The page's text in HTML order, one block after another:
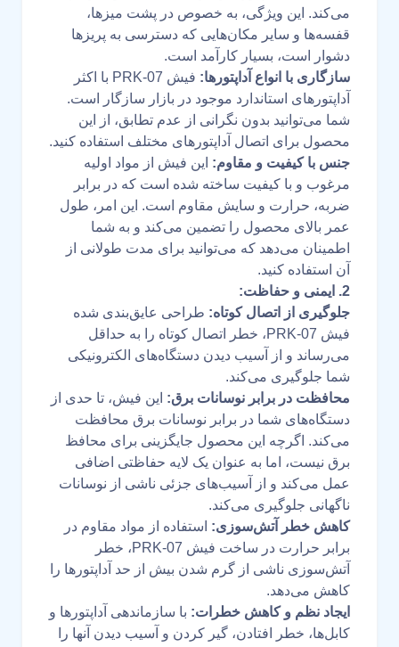
می‌کند. این ویژگی، به خصوص در پشت میزها،
قفسه‌ها و سایر مکان‌هایی که دسترسی به پریزها
دشوار است، بسیار کارآمد است.
سازگاری با انواع آداپتورها:
فیش PRK-07 با اکثر
آداپتورهای استاندارد موجود در بازار سازگار است.
شما می‌توانید بدون نگرانی از عدم تطابق، از این
محصول برای اتصال آداپتورهای مختلف استفاده کنید.
جنس با کیفیت و مقاوم: این فیش از مواد اولیه
مرغوب و با کیفیت ساخته شده است که در برابر
ضربه، حرارت و سایش مقاوم است. این امر، طول
عمر بالای محصول را تضمین می‌کند و به شما
اطمینان می‌دهد که می‌توانید برای مدت طولانی از
آن استفاده کنید.
2. ایمنی و حفاظت:
جلوگیری از اتصال کوتاه: طراحی عایق‌بندی شده
فیش PRK-07، خطر اتصال کوتاه را به حداقل
می‌رساند و از آسیب دیدن دستگاه‌های الکترونیکی
شما جلوگیری می‌کند.
محافظت در برابر نوسانات برق: این فیش، تا حدی از
دستگاه‌های شما در برابر نوسانات برق محافظت
می‌کند. اگرچه این محصول جایگزینی برای محافظ
برق نیست، اما به عنوان یک لایه حفاظتی اضافی
عمل می‌کند و از آسیب‌های جزئی ناشی از نوسانات
ناگهانی جلوگیری می‌کند.
کاهش خطر آتش‌سوزی: استفاده از مواد مقاوم در
برابر حرارت در ساخت فیش PRK-07، خطر
آتش‌سوزی ناشی از گرم شدن بیش از حد آداپتورها را
کاهش می‌دهد.
ایجاد نظم و کاهش خطرات: با سازماندهی آداپتورها و
کابل‌ها، خطر افتادن، گیر کردن و آسیب دیدن آنها را